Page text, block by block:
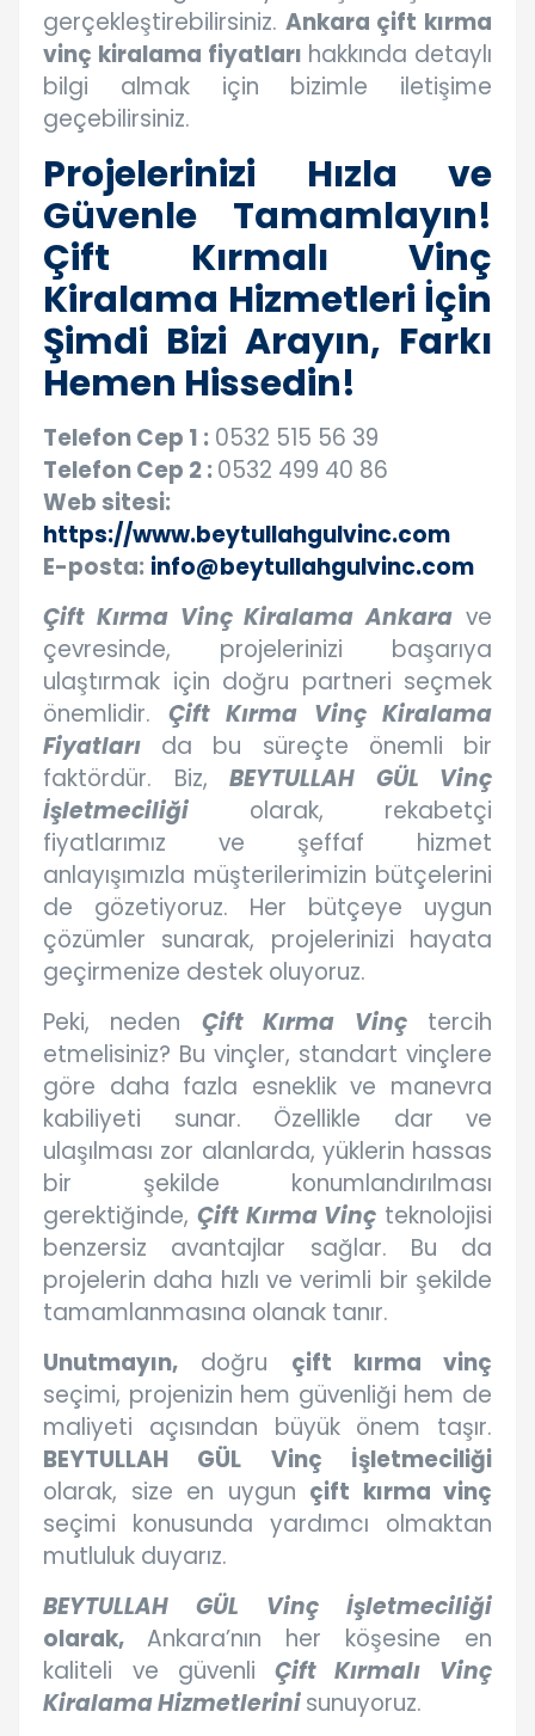
gerçekleştirebilirsiniz. Ankara çift kırma
vinç kiralama fiyatları hakkında detaylı
bilgi almak için bizimle iletişime
geçebilirsiniz.
Projelerinizi Hızla ve
Güvenle Tamamlayın!
Çift Kırmalı Vinç
Kiralama Hizmetleri İçin
Şimdi Bizi Arayın, Farkı
Hemen Hissedin!
Telefon Cep 1 : 0532 515 56 39
Telefon Cep 2 :0532 499 40 86
Web sitesi:
https://www.beytullahgulvinc.com
E-posta: info@beytullahgulvinc.com
Çift Kırma Vinç Kiralama Ankara ve
çevresinde, projelerinizi başarıya
ulaştırmak için doğru partneri seçmek
önemlidir. Çift Kırma Vinç Kiralama
Fiyatları da bu süreçte önemli bir
faktördür. Biz, BEYTULLAH GÜL Vinç
İşletmeciliği olarak, rekabetçi
fiyatlarımız ve şeffaf hizmet
anlayışımızla müşterilerimizin bütçelerini
de gözetiyoruz. Her bütçeye uygun
çözümler sunarak, projelerinizi hayata
geçirmenize destek oluyoruz.
Peki, neden Çift Kırma Vinçtercih
etmelisiniz? Bu vinçler, standart vinçlere
göre daha fazla esneklik ve manevra
kabiliyeti sunar. Özellikle dar ve
ulaşılması zor alanlarda, yüklerin hassas
bir şekilde konumlandırılması
gerektiğinde, Çift Kırma Vinç teknolojisi
benzersiz avantajlar sağlar. Bu da
projelerin daha hızlı ve verimli bir şekilde
tamamlanmasına olanak tanır.
Unutmayın, doğru çift kırma vinç
seçimi, projenizin hem güvenliği hem de
maliyeti açısından büyük önem taşır.
BEYTULLAH GÜL Vinç İşletmeciliği
olarak, size en uygun çift kırma vinç
seçimi konusunda yardımcı olmaktan
mutluluk duyarız.
BEYTULLAH GÜL Vinç İşletmeciliği
olarak, Ankara’nın her köşesine en
kaliteli ve güvenli
Çift Kırmalı Vinç
Kiralama Hizmetlerinisunuyoruz.